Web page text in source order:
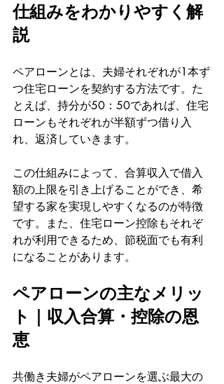
仕組みをわかりやすく解
説
ペアローンとは、夫婦それぞれが1本ず
つ住宅ローンを契約する方法です。た
とえば、持分が50：50であれば、住宅
ローンもそれぞれが半額ずつ借り入
れ、返済していきます。
この仕組みによって、合算収入で借入
額の上限を引き上げることができ、希
望する家を実現しやすくなるのが特徴
です。また、住宅ローン控除もそれぞ
れが利用できるため、節税面でも有利
になることがあります。
ペアローンの主なメリッ
ト｜収入合算・控除の恩
恵
共働き夫婦がペアローンを選ぶ最大の